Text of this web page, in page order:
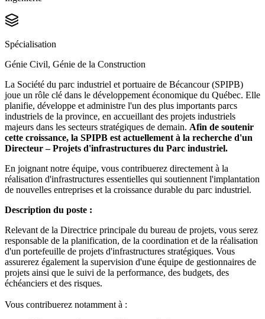
Spécialisation
Génie Civil, Génie de la Construction
La Société du parc industriel et portuaire de Bécancour (SPIPB)
joue un rôle clé dans le développement économique du Québec. Elle
planifie, développe et administre l'un des plus importants parcs
industriels de la province, en accueillant des projets industriels
majeurs dans les secteurs stratégiques de demain. Afin de soutenir
cette croissance, la SPIPB est actuellement à la recherche d'un
Directeur – Projets d'infrastructures du Parc industriel.
En joignant notre équipe, vous contribuerez directement à la
réalisation d'infrastructures essentielles qui soutiennent l'implantation
de nouvelles entreprises et la croissance durable du parc industriel.
Description du poste :
Relevant de la Directrice principale du bureau de projets, vous serez
responsable de la planification, de la coordination et de la réalisation
d'un portefeuille de projets d'infrastructures stratégiques. Vous
assurerez également la supervision d'une équipe de gestionnaires de
projets ainsi que le suivi de la performance, des budgets, des
échéanciers et des risques.
Vous contribuerez notamment à :